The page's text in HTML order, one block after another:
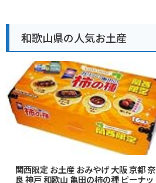
和歌山県の人気お土産
関西限定 お土産 おみやげ 大阪 京都 奈
良 神戸 和歌山 亀田の柿の種 ピーナッ